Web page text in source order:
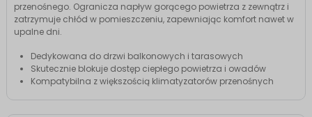
przenośnego. Ogranicza napływ gorącego powietrza z zewnątrz i
zatrzymuje chłód w pomieszczeniu, zapewniając komfort nawet w
upalne dni.
Dedykowana do drzwi balkonowych i tarasowych
Skutecznie blokuje dostęp ciepłego powietrza i owadów
Kompatybilna z większością klimatyzatorów przenośnych